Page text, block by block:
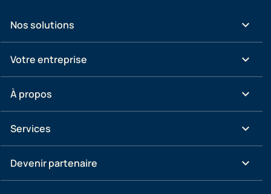
Nos solutions keyboard_arrow_down
Votre entreprise keyboard_arrow_down
À propos keyboard_arrow_down
Services keyboard_arrow_down
Devenir partenaire keyboard_arrow_down